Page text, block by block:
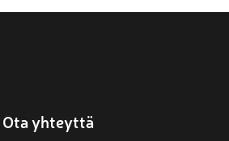
Ota yhteyttä